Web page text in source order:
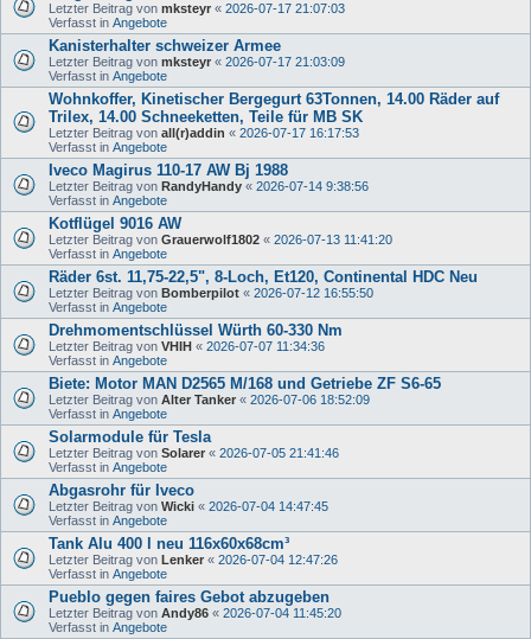
Letzter Beitrag von mksteyr « 2026-07-17 21:07:03
Verfasst in Angebote
Kanisterhalter schweizer Armee
Letzter Beitrag von mksteyr « 2026-07-17 21:03:09
Verfasst in Angebote
Wohnkoffer, Kinetischer Bergegurt 63Tonnen, 14.00 Räder auf
Trilex, 14.00 Schneeketten, Teile für MB SK
Letzter Beitrag von all(r)addin « 2026-07-17 16:17:53
Verfasst in Angebote
Iveco Magirus 110-17 AW Bj 1988
Letzter Beitrag von RandyHandy « 2026-07-14 9:38:56
Verfasst in Angebote
Kotflügel 9016 AW
Letzter Beitrag von Grauerwolf1802 « 2026-07-13 11:41:20
Verfasst in Angebote
Räder 6st. 11,75-22,5", 8-Loch, Et120, Continental HDC Neu
Letzter Beitrag von Bomberpilot « 2026-07-12 16:55:50
Verfasst in Angebote
Drehmomentschlüssel Würth 60-330 Nm
Letzter Beitrag von VHIH « 2026-07-07 11:34:36
Verfasst in Angebote
Biete: Motor MAN D2565 M/168 und Getriebe ZF S6-65
Letzter Beitrag von Alter Tanker « 2026-07-06 18:52:09
Verfasst in Angebote
Solarmodule für Tesla
Letzter Beitrag von Solarer « 2026-07-05 21:41:46
Verfasst in Angebote
Abgasrohr für Iveco
Letzter Beitrag von Wicki « 2026-07-04 14:47:45
Verfasst in Angebote
Tank Alu 400 l neu 116x60x68cm³
Letzter Beitrag von Lenker « 2026-07-04 12:47:26
Verfasst in Angebote
Pueblo gegen faires Gebot abzugeben
Letzter Beitrag von Andy86 « 2026-07-04 11:45:20
Verfasst in Angebote